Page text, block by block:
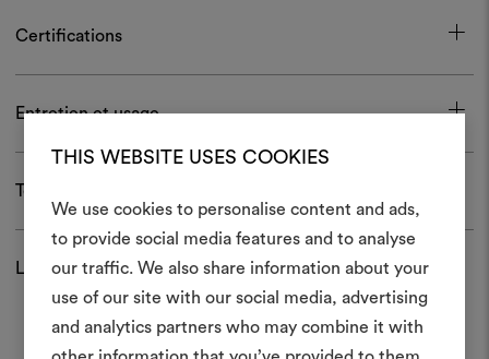
THIS WEBSITE USES COOKIES
We use cookies to personalise content and ads,
to provide social media features and to analyse
our traffic. We also share information about your
use of our site with our social media, advertising
and analytics partners who may combine it with
Certifications
Entretien et usage
Télécharger
Livraison et retour
Créer
Un instrument interactif